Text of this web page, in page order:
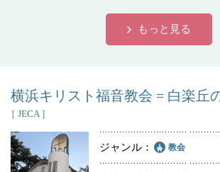
もっと見る
横浜キリスト福音教会 = 白楽丘
［ JECA ］
ジャンル 教会